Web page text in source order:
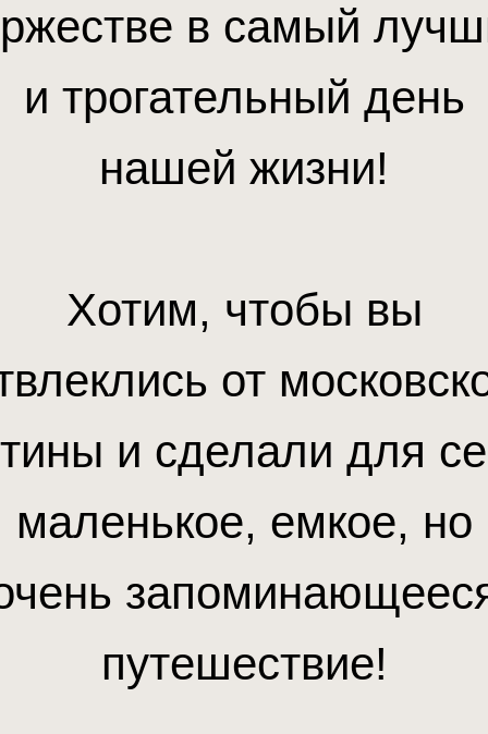
в самый
и трогательный день
нашей жизни!
Хотим, чтобы вы
от
и сделали для
маленькое, емкое, но
путешествие!